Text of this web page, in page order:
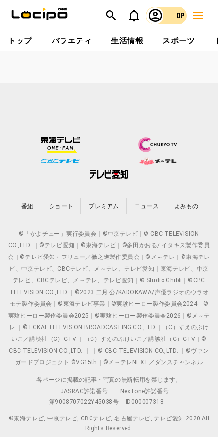
0P
トップ バラエティ 生活情報 スポーツ
番組 ショート プレミアム ニュース よみもの
©「かよチュー」実行委員会｜©中京テレビ｜© CBC TELEVISION
CO.,LTD. ｜©テレビ愛知｜©東海テレビ｜©多田かおる/ イタキス製作委員
会｜©テレビ愛知・フリュー／徹之進製作委員会｜©メ～テレ｜©東海テレ
ビ、中京テレビ、CBCテレビ、メ～テレ、テレビ愛知｜東海テレビ、中京
テレビ、CBCテレビ、メ～テレ、テレビ愛知｜© Studio Ghibli｜©CBC
TELEVISION CO.,LTD.｜©2023 二月 公/KADOKAWA/声優ラジオのウラオ
モテ製作委員会｜©東海テレビ事業｜©実験ヒーロー製作委員会2024｜©
実験ヒーロー製作委員会2025｜©実験ヒーロー製作委員会2026｜©メ～テ
レ ｜©TOKAI TELEVISION BROADCASTING CO.,LTD.｜（C）すえのぶけ
いこ／講談社（C）CTV ｜（C）すえのぶけいこ／講談社（C）CTV｜©
CBC TELEVISION CO.,LTD. ｜ ｜© CBC TELEVISION CO.,LTD. ｜©ヴァン
ガードプロジェクト ©VG15th｜©メ～テレNEXT／ダンスチャンネル
各ページに掲載の記事・写真の無断転用を禁じます。
JASRAC許諾番号
NexTone許諾番号
第9008707022Y45038号
ID000007318
©東海テレビ, 中京テレビ, CBCテレビ, 名古屋テレビ, テレビ愛知 2020 All
Rights Reserved.